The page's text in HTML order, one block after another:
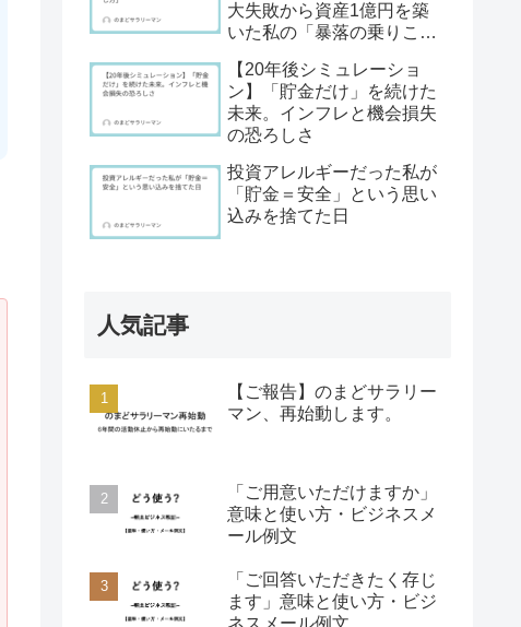
大失敗から資産1億円を築
いた私の「暴落の乗りこな
【20年後シミュレーショ
ン】「貯金だけ」を続けた
未来。インフレと機会損失
の恐ろしさ
投資アレルギーだった私が
「貯金＝安全」という思い
込みを捨てた日
人気記事
【ご報告】のまどサラリー
マン、再始動します。
「ご用意いただけますか」
意味と使い方・ビジネスメ
ール例文
「ご回答いただきたく存じ
ます」意味と使い方・ビジ
ネスメール例文